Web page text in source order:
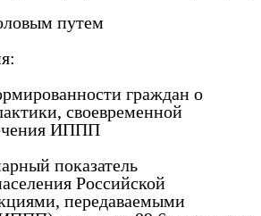
путем
граждан о
своевременной
ИППП
показатель
Российской
передаваемыми